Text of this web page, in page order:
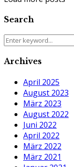
Search
Search
Archives
April 2025
August 2023
März 2023
August 2022
Juni 2022
April 2022
März 2022
März 2021